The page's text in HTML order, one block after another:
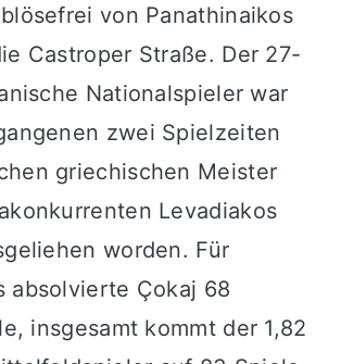
von Panathinaikos
Castroper Straße. Der 27-
Nationalspieler war
zwei Spielzeiten
griechischen Meister
Levadiakos
worden. Für
absolvierte Çokaj 68
insgesamt kommt der 1,82